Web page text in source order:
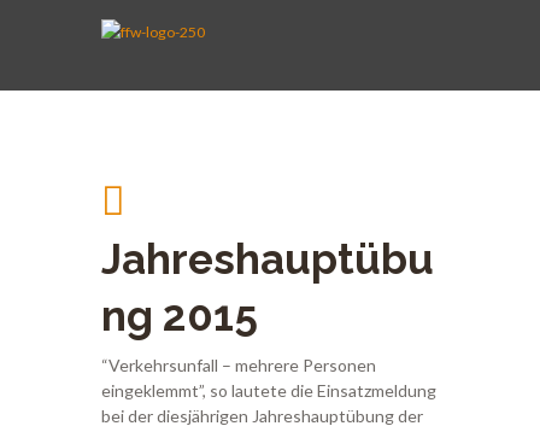
Jahreshauptübu
ng 2015
“Verkehrsunfall – mehrere Personen
eingeklemmt”, so lautete die Einsatzmeldung
bei der diesjährigen Jahreshauptübung der